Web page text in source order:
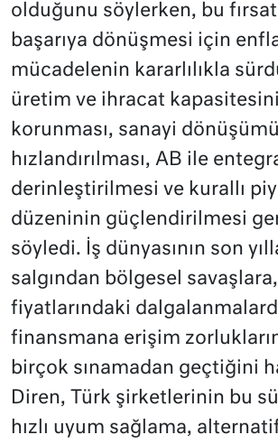
olduğunu söylerken, bu
başarıya dönüşmesi için
mücadelenin kararlılıkla
üretim ve ihracat
korunması, sanayi
hızlandırılması, AB ile
derinleştirilmesi ve kurallı
düzeninin güçlendirilmesi
söyledi. İş dünyasının son
salgından bölgesel
fiyatlarındaki
finansmana erişim
birçok sınamadan geçtiğini
Diren, Türk şirketlerinin bu
hızlı uyum sağlama,